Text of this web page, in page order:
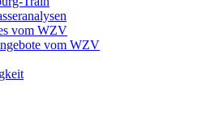
vom WZV
vom WZV